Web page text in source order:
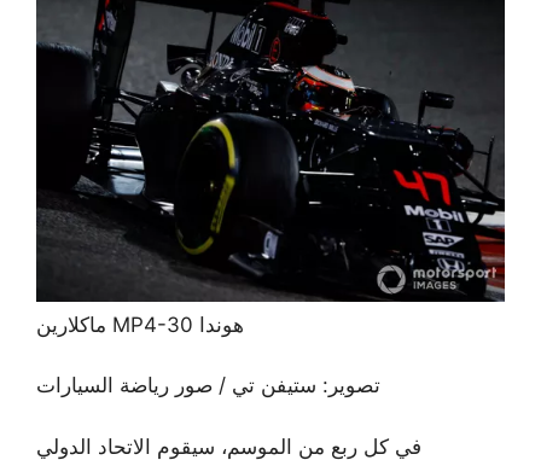
ماكلارين MP4-30 هوندا
تصوير: ستيفن تي / صور رياضة السيارات
في كل ربع من الموسم، سيقوم الاتحاد الدولي